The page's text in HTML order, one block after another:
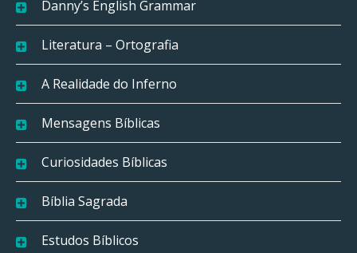
Danny’s English Grammar
Literatura – Ortografia
A Realidade do Inferno
Mensagens Bíblicas
Curiosidades Bíblicas
Bíblia Sagrada
Estudos Bíblicos